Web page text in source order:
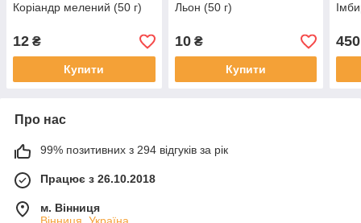
Коріандр мелений (50 г)
12 ₴
Купити
Льон (50 г)
10₴
Купити
450
Про нас
99% позитивних з 294 відгуків за рік
Працює з 26.10.2018
м. Вінниця